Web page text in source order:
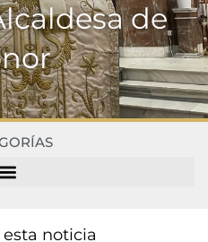
de
noticia